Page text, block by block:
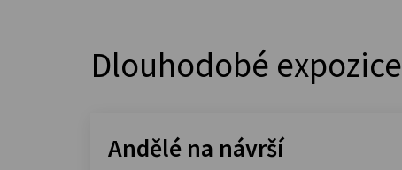
Dlouhodobé expozice
Andělé na návrší